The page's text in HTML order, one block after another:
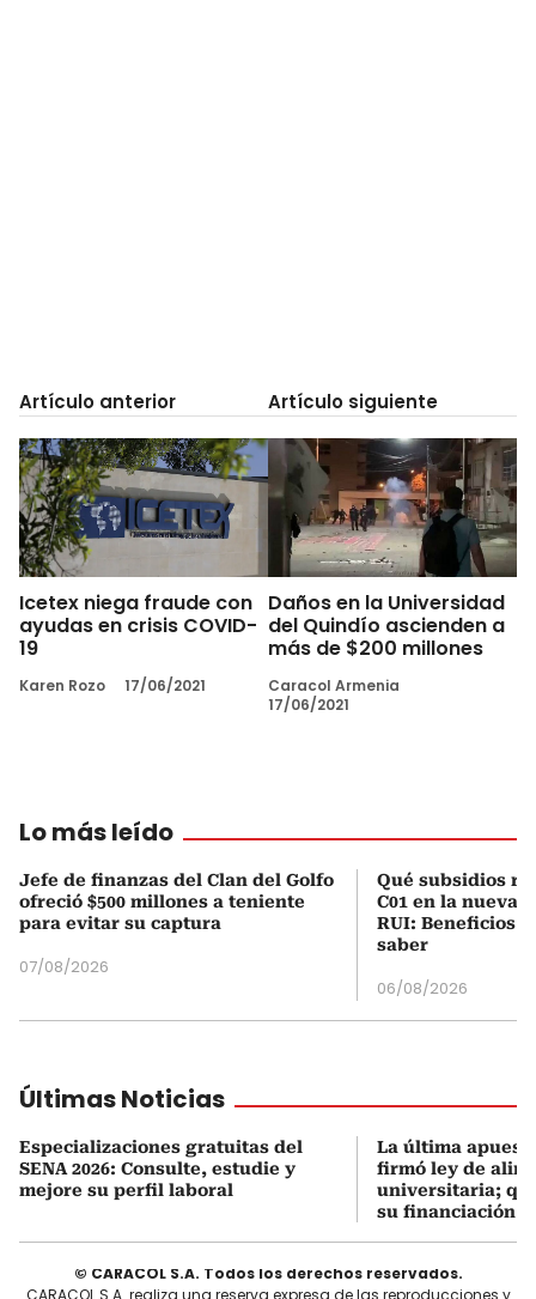
Artículo anterior
Icetex niega fraude con
ayudas en crisis COVID-
19
Karen Rozo 17/06/2021
Artículo siguiente
Daños en la Universidad
del Quindío ascienden a
más de $200 millones
Caracol Armenia
17/06/2021
Lo más leído
Jefe de finanzas del Clan del Golfo
ofreció $500 millones a teniente
para evitar su captura
07/08/2026
Qué subsidios
C01 en la nueva
RUI: Beneficios
saber
06/08/2026
Últimas Noticias
Especializaciones gratuitas del
SENA 2026: Consulte, estudie y
mejore su perfil laboral
La última
firmó ley de
universitaria;
su financiación
© CARACOL S.A. Todos los derechos reservados.